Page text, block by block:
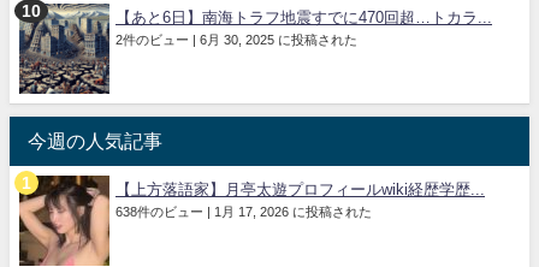
【あと6日】南海トラフ地震すでに470回超…トカラ...
2件のビュー | 6月 30, 2025 に投稿された
今週の人気記事
【上方落語家】月亭太遊プロフィールwiki経歴学歴...
638件のビュー | 1月 17, 2026 に投稿された